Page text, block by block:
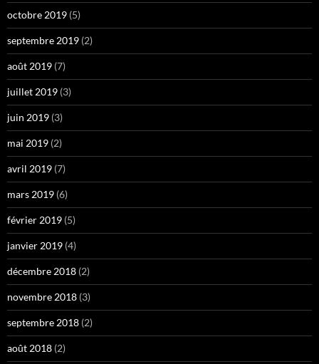
octobre 2019 (5)
septembre 2019 (2)
août 2019 (7)
juillet 2019 (3)
juin 2019 (3)
mai 2019 (2)
avril 2019 (7)
mars 2019 (6)
février 2019 (5)
janvier 2019 (4)
décembre 2018 (2)
novembre 2018 (3)
septembre 2018 (2)
août 2018 (2)